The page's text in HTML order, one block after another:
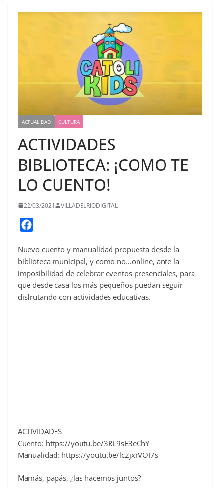
ACTUALIDAD CULTURA
ACTIVIDADES
BIBLIOTECA: ¡COMO TE
LO CUENTO!
22/03/2021 VILLADELRIODIGITAL
c
e
b
o
Nuevo cuento y manualidad propuesta desde la
biblioteca municipal, y como no…online, ante la
imposibilidad de celebrar eventos presenciales, para
que desde casa los más pequeños puedan seguir
disfrutando con actividades educativas.
ACTIVIDADES
Cuento: https://youtu.be/3RL9sE3eChY
Manualidad: https://youtu.be/lc2jxrVOI7s
Mamás, papás, ¿las hacemos juntos?